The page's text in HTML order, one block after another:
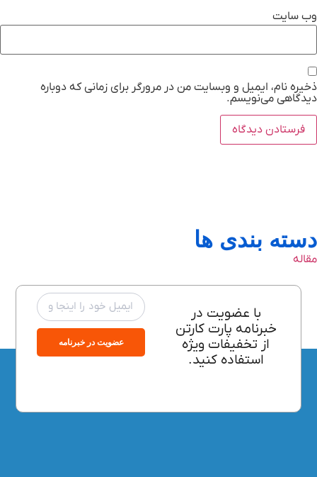
وب‌ سایت
ذخیره نام، ایمیل و وبسایت من در مرورگر برای زمانی که دوباره
دیدگاهی می‌نویسم.
دسته بندی ها
مقاله
با عضویت در
خبرنامه پارت کارتن
از تخفیفات ویژه
استفاده کنید.
عضویت در خبرنامه